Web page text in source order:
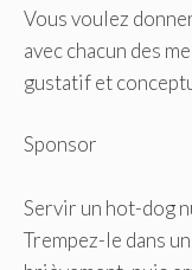
Vous voulez
avec chacun des
gustatif et
Sponsor
Servir un hot-dog
Trempez-le dans